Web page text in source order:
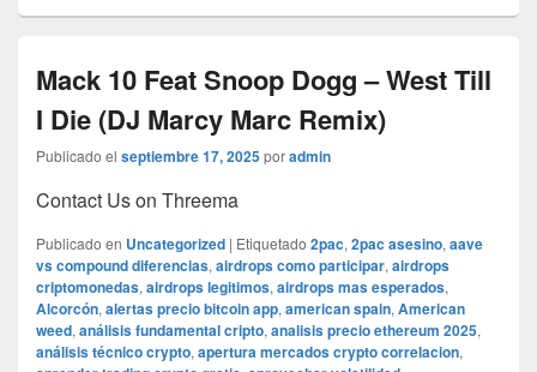
Mack 10 Feat Snoop Dogg – West Till
I Die (DJ Marcy Marc Remix)
Publicado el septiembre 17, 2025poradmin
Contact Us on Threema
Publicado en Uncategorized | Etiquetado 2pac, 2pac asesino, aave
vs compound diferencias, airdrops como participar, airdrops
criptomonedas, airdrops legitimos, airdrops mas esperados,
Alcorcón, alertas precio bitcoin app, american spain, American
weed, análisis fundamental cripto, analisis precio ethereum 2025,
análisis técnico crypto, apertura mercados crypto correlacion,